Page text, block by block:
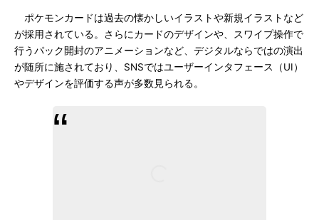
ポケモンカードは過去の懐かしいイラストや新規イラストなど
が採用されている。さらにカードのデザインや、スワイプ操作で
行うパック開封のアニメーションなど、デジタルならではの演出
が随所に施されており、SNSではユーザーインタフェース（UI）
やデザインを評価する声が多数見られる。